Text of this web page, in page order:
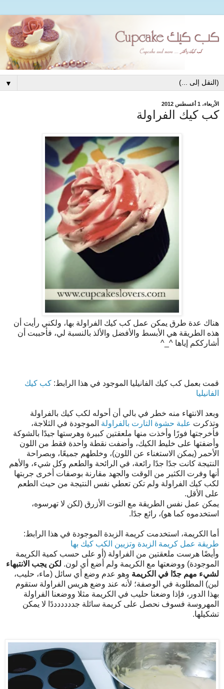
▼
الأربعاء، 1 أغسطس 2012
كب كيك الفراولة
هناك عدة طرق يمكن عمل كب كيك الفراولة بها، ولكني رأيت أن
هذه الطريقة هي الأبسط والأفضل والألذ بالنسبة لي، فأحببت أن
أشارككم إياها ^_^
قمت بعمل كب كيك الفانيليا الموجود في هذا الرابط: كب كيك
الفانيليا
وبعد الانتهاء منه خطر في بالي أن أحوله لكب كيك بالفراولة
وتذكرت علبة حشوة التارت بالفراولة الموجودة في الثلاجة،
فأخرجتها فورًا وأخذت منها ملعقتين كبيرة وهرستها جيدًا بالشوكة
وأضفتها على خليط الكيك، وأضفت نقطة واحدة فقط من اللون
الأحمر (يمكن الاستغناء عن اللون)، وخلطهم جميعًا، وبصراحة
النتيجة كانت جدًا جدًا رائعة، في الرائحة والطعم وكل شيء، والأهم
أنها وفرت الكثير من الوقت والجهد مقارنة بوصفات أخرى جربتها
لكب كيك الفراولة ولم تكن تعطي نفس النتيجة من حيث الطعم
على الأقل.
يمكن عمل نفس الطريقة مع التوت الأزرق (لكن لا تهرسوه،
استخدموه كما هو)، رائع جدًا.
أما الكريمة، استخدمت كريمة الزبدة الموجودة في هذا الرابط:
طريقة عمل كريمة الزبدة وتزيين الكب كيك بها
وأيضًا هرست ملعقتين من الفراولة (أو على حسب كمية الكريمة
الموجودة) ووضعتها مع الكريمة ولم أضع أي لون. لكن يجب الانتبهاء
لشيء مهم جدًا في الكريمة وهو عدم وضع أي سائل (ماء، حليب،
لبن) المطلوبة في الوصفة؛ لأنه عند وضع هريس الفراولة ستقوم
بهذا الدور، فإذا وضعنا حليب في الكريمة مثلا ووضعنا الفراولة
المهروسة فسوف نحصل على كريمة سائلة جدددددددًا لا يمكن
تشكيلها.